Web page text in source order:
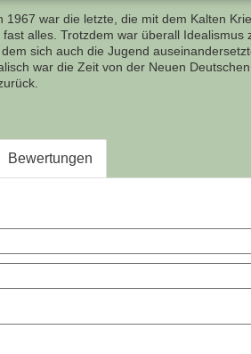
1967 war die letzte, die mit dem Kalten
alles. Trotzdem war überall
sich auch die Jugend
war die Zeit von der Neuen
Bewertungen